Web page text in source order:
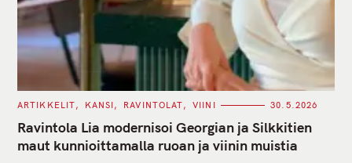
C
T
E
G
O
ARTIKKELIT KANSI RAVINTOLAT VIINI 30.5.2026
Ravintola Lia modernisoi Georgian ja Silkkitien
maut kunnioittamalla ruoan ja viinin muistia